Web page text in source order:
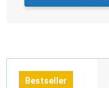
Bestseller